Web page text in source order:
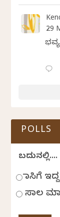
29
POLLS
ಬದುಕಿನಲ್ಲಿ....
ಹಾಸಿಗೆ
ಸಾಲ